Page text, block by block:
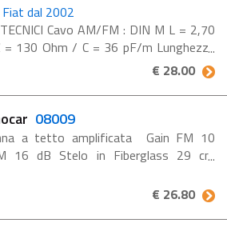
Fiat dal 2002
Cavo AM/FM : DIN M L = 2,70
130 Ohm / C = 36 pF/m Lunghezza
: 41 cm Inclinazione asta : 0-90° Misure
(LxB) : 4,2x3,7 Installazione a
foro 10,2 ...
€ 28.00
08009
a tetto amplificata Gain FM 10
16 dB Stelo in Fiberglass 29 cm
- CITROËN - FIAT- LANCIA- ...
€ 26.80